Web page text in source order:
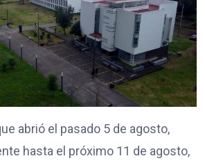
abrió el pasado 5 de agosto,
hasta el próximo 11 de agosto,